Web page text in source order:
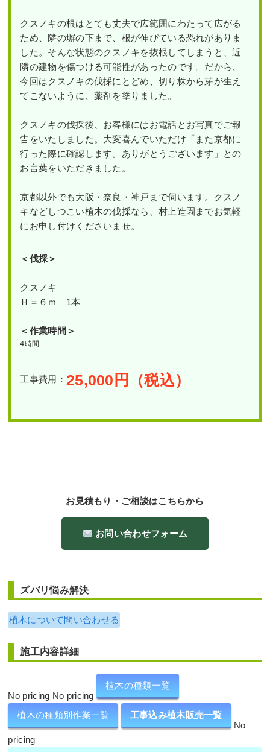
クスノキの根はとても丈夫で広範囲にわたって広がる
ため、隣の塀の下まで、根が伸びている恐れがありま
した。そんな状態のクスノキを抜根してしまうと、近
隣の建物を傷つける可能性があったのです。だから、
今回はクスノキの伐採にとどめ、切り株から芽が生え
てこないように、薬剤を塗りました。
クスノキの伐採後、お客様にはお電話とお写真でご報
告をいたしました。大変喜んでいただけ「また京都に
行った際に確認します。ありがとうございます」との
お言葉をいただきました。
京都以外でも大阪・奈良・神戸まで伺います。クスノ
キなどしつこい植木の伐採なら、村上造園までお気軽
にお申し付けくださいませ。
＜伐採＞
クスノキ
Ｈ＝６ｍ 1本
＜作業時間＞
4時間
工事費用： 25,000 円（税込）
お見積もり・ご相談はこちらから
お問い合わせフォーム
ズバリ悩み解決
植木について問い合わせる
施工内容詳細
No pricing No pricing
植木の種類一覧
植木の種類別作業一覧
工事込み植木販売一覧
No
pricing